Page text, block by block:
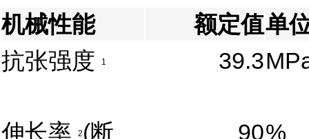
机械性能 额定值单
抗张强度
1 39.3
伸长率 2 (断
90%